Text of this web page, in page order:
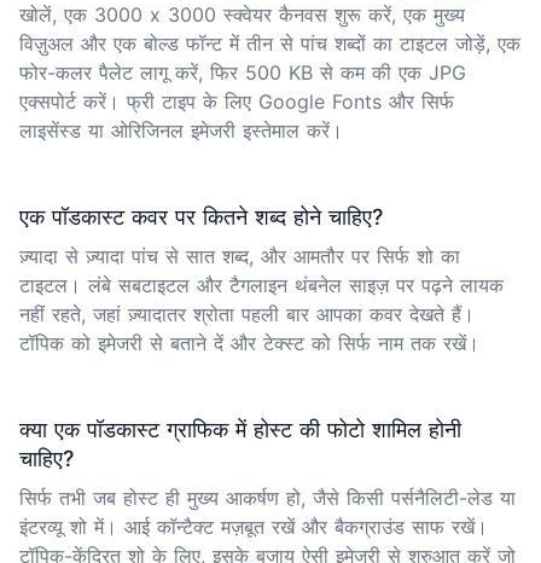
खोलें, एक 3000 x 3000 स्क्वेयर कैनवस शुरू करें, एक मुख्य
विज़ुअल और एक बोल्ड फॉन्ट में तीन से पांच शब्दों का टाइटल जोड़ें, एक
फोर-कलर पैलेट लागू करें, फिर 500 KB से कम की एक JPG
एक्सपोर्ट करें। फ्री टाइप के लिए Google Fonts और सिर्फ
लाइसेंस्ड या ओरिजिनल इमेजरी इस्तेमाल करें।
एक पॉडकास्ट कवर पर कितने शब्द होने चाहिए?
ज़्यादा से ज़्यादा पांच से सात शब्द, और आमतौर पर सिर्फ शो का
टाइटल। लंबे सबटाइटल और टैगलाइन थंबनेल साइज़ पर पढ़ने लायक
नहीं रहते, जहां ज़्यादातर श्रोता पहली बार आपका कवर देखते हैं।
टॉपिक को इमेजरी से बताने दें और टेक्स्ट को सिर्फ नाम तक रखें।
क्या एक पॉडकास्ट ग्राफिक में होस्ट की फोटो शामिल होनी
चाहिए?
सिर्फ तभी जब होस्ट ही मुख्य आकर्षण हो, जैसे किसी पर्सनैलिटी-लेड या
इंटरव्यू शो में। आई कॉन्टैक्ट मज़बूत रखें और बैकग्राउंड साफ रखें।
टॉपिक-केंद्रित शो के लिए, इसके बजाय ऐसी इमेजरी से शुरुआत करें जो